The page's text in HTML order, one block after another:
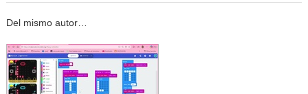
Del mismo autor…